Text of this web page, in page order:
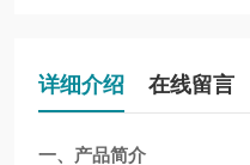
详细介绍 在线留言
一、产品简介